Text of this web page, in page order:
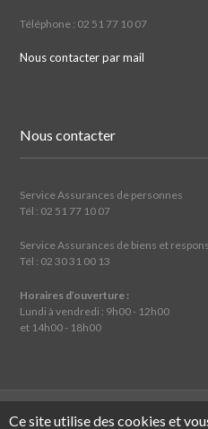
Téléphone : 02 51 77 10 07
Nous contacter par mail
Nous contacter
Service Assurances de personnes
Tél : 02 51 77 10 07
Service Assurances de biens et
Tél : 02 30 31 00 13
Horaires d’ouverture :
Lundi à vendredi : 9h00 - 12h00
et 14h00 - 18h00
Mentions légales
Tous droits
Ce site utilise des cookies et